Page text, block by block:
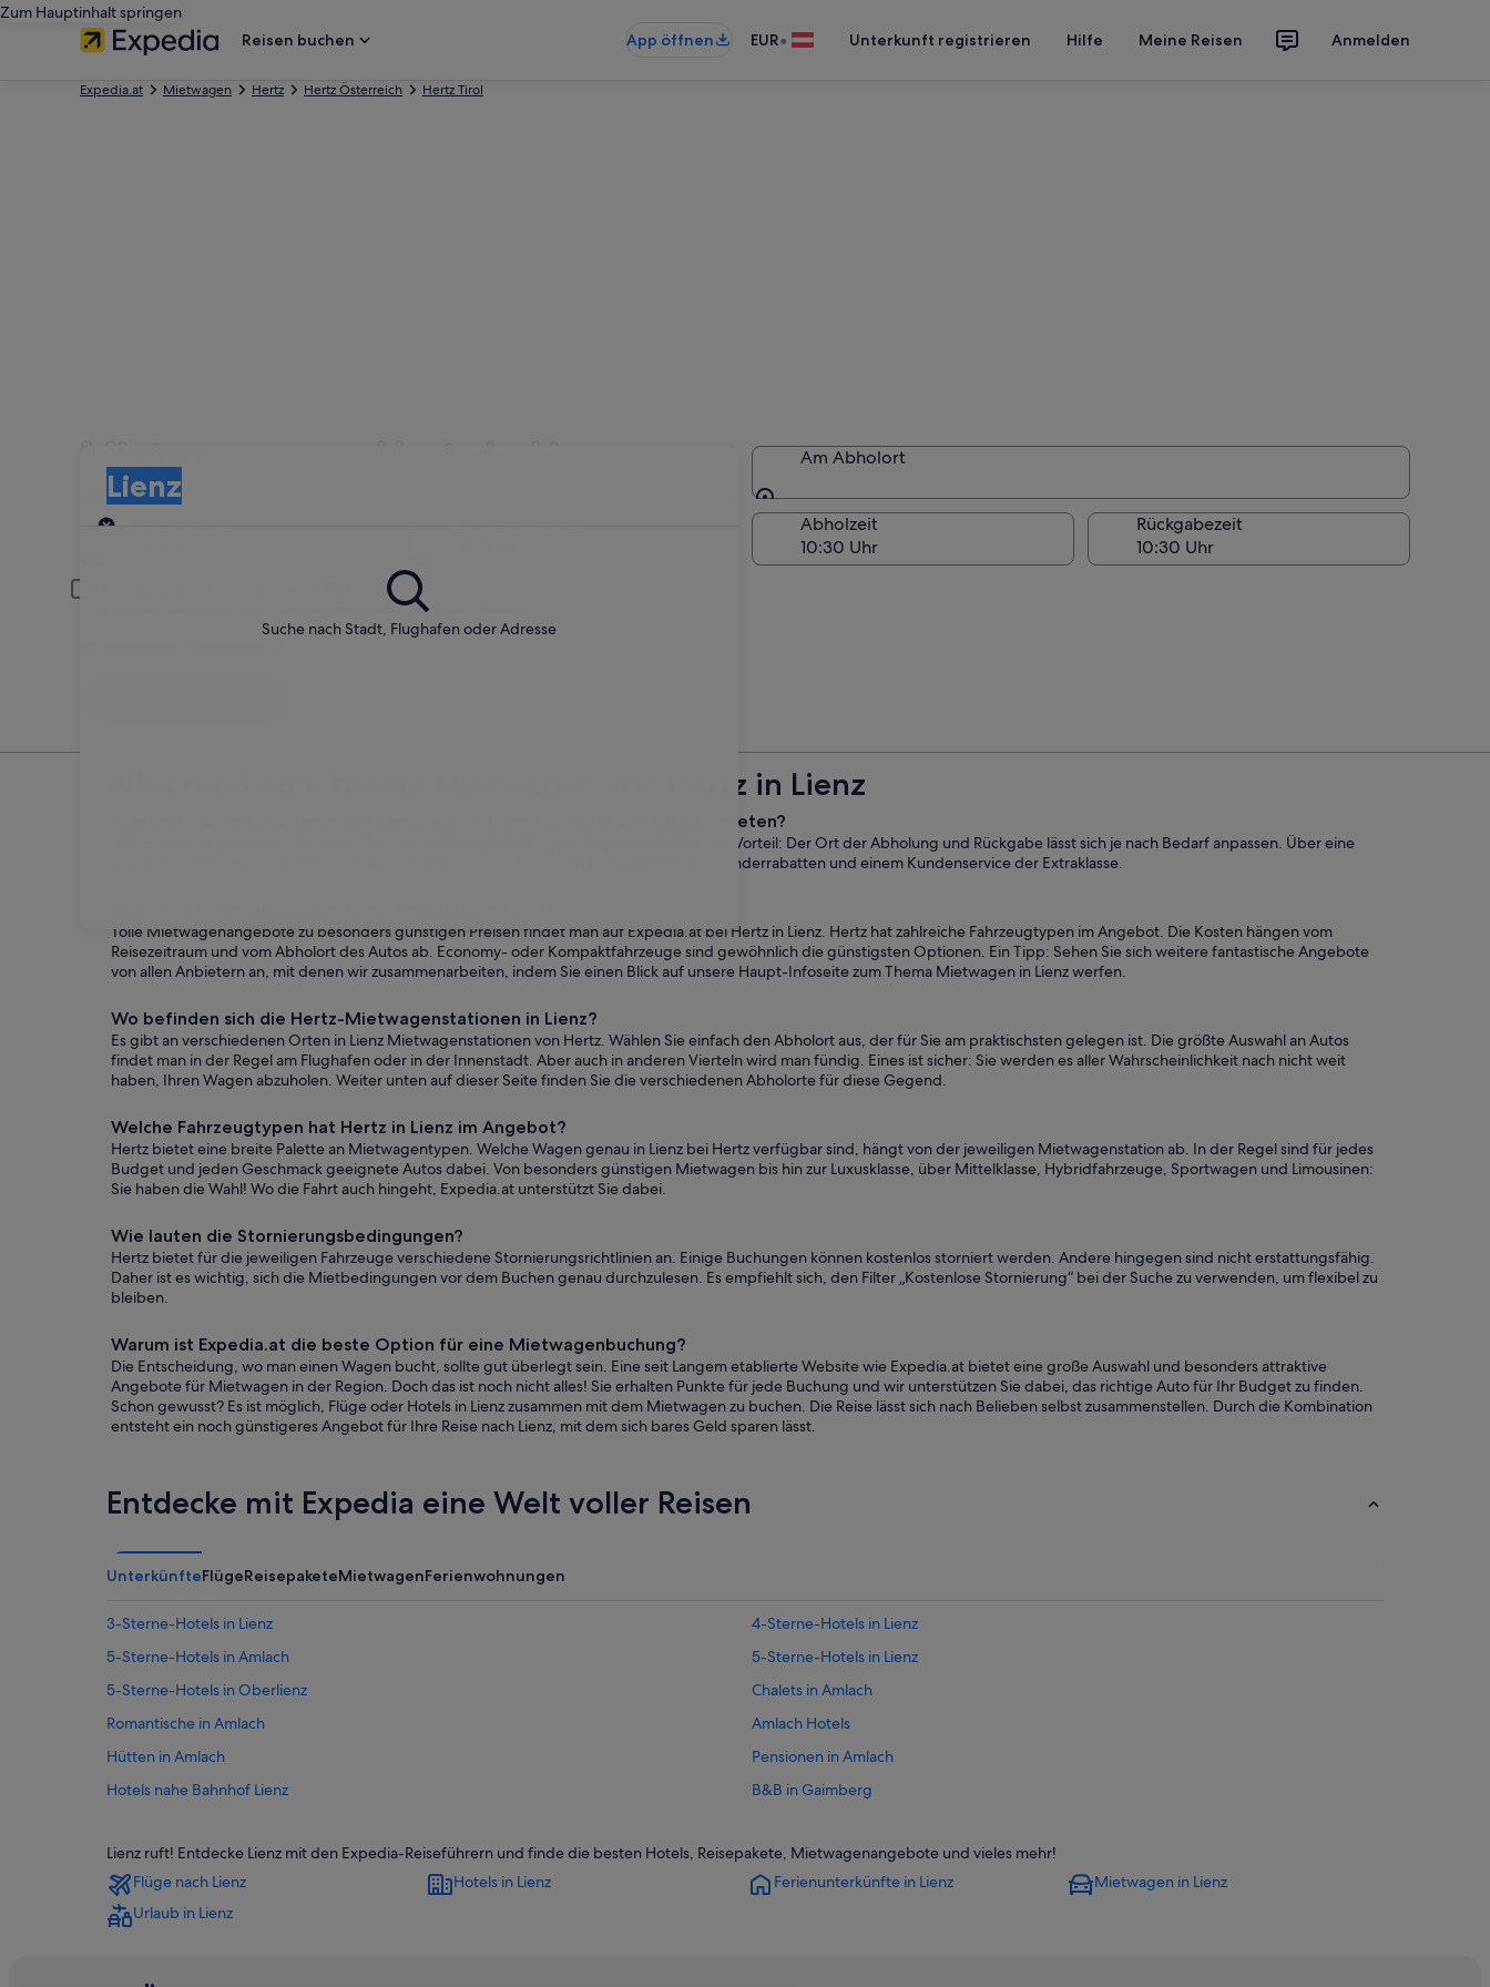
Zum Hauptinhalt springen
Reisen buchen
App öffnen EUR• Unterkunft registrieren Hilfe Meine Reisen Anmelden
Expedia.at Mietwagen Hertz Hertz Österreich Hertz Tirol
Mietwagen von Hertz in Lienz
Suche nach Stadt, Flughafen oder Adresse
Lienz
Abholort
Am Abholort
Am Abholort
Abholzeit Rückgabezeit
Für jüngere oder ältere Fahrer fällt möglicherweise eine weitere Gebühr an.
Alles rund ums Thema Mietwagen von Hertz in Lienz
Was sind die Vorteile daran, auf Expedia.at in Lienz bei Hertz ein Auto zu mieten?
Auf Expedia.at lassen sich für Lienz, Tirol, bei Hertz unglaublich gute Angebote finden. Ein Vorteil: Der Ort der Abholung und Rückgabe lässt sich je nach Bedarf anpassen. Über eine
solche etablierte Website profitieren Sie von einer breiten Palette an Mietwagentypen, Sonderrabatten und einem Kundenservice der Extraklasse.
Tolle Mietwagenangebote zu besonders günstigen Preisen findet man auf Expedia.at bei Hertz in Lienz. Hertz hat zahlreiche Fahrzeugtypen im Angebot. Die Kosten hängen vom
Reisezeitraum und vom Abholort des Autos ab. Economy- oder Kompaktfahrzeuge sind gewöhnlich die günstigsten Optionen. Ein Tipp: Sehen Sie sich weitere fantastische Angebote
von allen Anbietern an, mit denen wir zusammenarbeiten, indem Sie einen Blick auf unsere Haupt-Infoseite zum Thema Mietwagen in Lienz werfen.
Wo befinden sich die Hertz-Mietwagenstationen in Lienz?
Es gibt an verschiedenen Orten in Lienz Mietwagenstationen von Hertz. Wählen Sie einfach den Abholort aus, der für Sie am praktischsten gelegen ist. Die größte Auswahl an Autos
findet man in der Regel am Flughafen oder in der Innenstadt. Aber auch in anderen Vierteln wird man fündig. Eines ist sicher: Sie werden es aller Wahrscheinlichkeit nach nicht weit
haben, Ihren Wagen abzuholen. Weiter unten auf dieser Seite finden Sie die verschiedenen Abholorte für diese Gegend.
Welche Fahrzeugtypen hat Hertz in Lienz im Angebot?
Hertz bietet eine breite Palette an Mietwagentypen. Welche Wagen genau in Lienz bei Hertz verfügbar sind, hängt von der jeweiligen Mietwagenstation ab. In der Regel sind für jedes
Budget und jeden Geschmack geeignete Autos dabei. Von besonders günstigen Mietwagen bis hin zur Luxusklasse, über Mittelklasse, Hybridfahrzeuge, Sportwagen und Limousinen:
Sie haben die Wahl! Wo die Fahrt auch hingeht, Expedia.at unterstützt Sie dabei.
Wie lauten die Stornierungsbedingungen?
Hertz bietet für die jeweiligen Fahrzeuge verschiedene Stornierungsrichtlinien an. Einige Buchungen können kostenlos storniert werden. Andere hingegen sind nicht erstattungsfähig.
Daher ist es wichtig, sich die Mietbedingungen vor dem Buchen genau durchzulesen. Es empfiehlt sich, den Filter „Kostenlose Stornierung“ bei der Suche zu verwenden, um flexibel zu
bleiben.
Warum ist Expedia.at die beste Option für eine Mietwagenbuchung?
Die Entscheidung, wo man einen Wagen bucht, sollte gut überlegt sein. Eine seit Langem etablierte Website wie Expedia.at bietet eine große Auswahl und besonders attraktive
Angebote für Mietwagen in der Region. Doch das ist noch nicht alles! Sie erhalten Punkte für jede Buchung und wir unterstützen Sie dabei, das richtige Auto für Ihr Budget zu finden.
Schon gewusst? Es ist möglich, Flüge oder Hotels in Lienz zusammen mit dem Mietwagen zu buchen. Die Reise lässt sich nach Belieben selbst zusammenstellen. Durch die Kombination
entsteht ein noch günstigeres Angebot für Ihre Reise nach Lienz, mit dem sich bares Geld sparen lässt.
Entdecke mit Expedia eine Welt voller Reisen
UnterkünfteFlügeReisepaketeMietwagenFerienwohnungen
3-Sterne-Hotels in Lienz
4-Sterne-Hotels in Lienz
5-Sterne-Hotels in Amlach
5-Sterne-Hotels in Lienz
5-Sterne-Hotels in Oberlienz
Chalets in Amlach
Romantische in Amlach
Amlach Hotels
Hütten in Amlach
Pensionen in Amlach
Hotels nahe Bahnhof Lienz
B&B in Gaimberg
Hütten in Gaimberg
Pensionen in Gaimberg
Hotels nahe Hauptplatz Lienz
Hotels nahe Kletterpark auf dem Schlossberg Lienz
Hausboote in Leisach
Lienz ruft! Entdecke Lienz mit den Expedia-Reiseführern und finde die besten Hotels, Reisepakete, Mietwagenangebote und vieles mehr!
Flüge nach Lienz
Hotels in Lienz Ferienunterkünfte in Lienz
Mietwagen in Lienz
Urlaub in Lienz